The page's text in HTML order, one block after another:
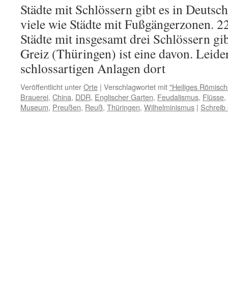
Städte mit Schlössern gibt es in
viele wie Städte mit Fußgängerzonen.
Städte mit insgesamt drei Schlössern
Greiz (Thüringen) ist eine davon.
schlossartigen Anlagen dort
Veröffentlicht unterOrte | Verschlagwortet mit"Heiliges
Brauerei, China, DDR, Englischer Garten, Feudalismus, Flüsse,
Museum, Preußen, Reuß, Thüringen, Wilhelminismus |